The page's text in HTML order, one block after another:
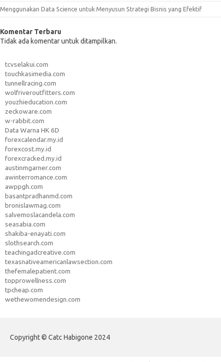
Menggunakan Data Science untuk Menyusun Strategi Bisnis yang Efektif
Komentar Terbaru
Tidak ada komentar untuk ditampilkan.
tcvselakui.com
touchkasimedia.com
tunnellracing.com
wolfriveroutfitters.com
youzhieducation.com
zeckoware.com
w-rabbit.com
Data Warna HK 6D
forexcalendar.my.id
forexcost.my.id
forexcracked.my.id
austinmgarner.com
awinterromance.com
awppgh.com
basantpradhanmd.com
bronislawmag.com
salvemoslacandela.com
seasabia.com
shakiba-enayati.com
slothsearch.com
teachingadcreative.com
texasnativeamericanlawsection.com
thefemalepatient.com
topprowellness.com
tpcheap.com
wethewomendesign.com
Copyright © Catc Habigone 2024